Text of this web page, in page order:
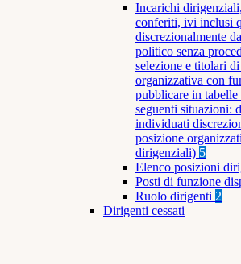
Incarichi
conferiti, ivi inclusi
discrezionalmente
politico senza
selezione e titolari
organizzativa con
pubblicare in
seguenti situazioni:
individuati
posizione
dirigenziali) 5
Elenco posizioni
Posti di funzione
Ruolo dirigenti 2
Dirigenti cessati